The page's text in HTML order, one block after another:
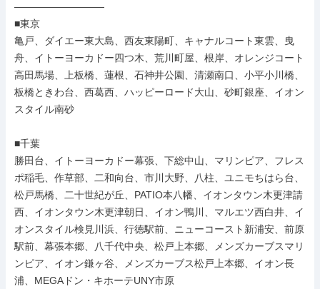
―――――――――
■東京
亀戸、ダイエー東大島、西友東陽町、キャナルコート東雲、曳
舟、イトーヨーカドー四つ木、荒川町屋、根岸、オレンジコート
高田馬場、上板橋、蓮根、石神井公園、清瀬南口、小平小川橋、
板橋ときわ台、西葛西、ハッピーロード大山、砂町銀座、イオン
スタイル南砂
■千葉
勝田台、イトーヨーカドー幕張、下総中山、マリンピア、フレス
ポ稲毛、作草部、二和向台、市川大野、八柱、ユニモちはら台、
松戸馬橋、二十世紀が丘、PATIO本八幡、イオンタウン木更津請
西、イオンタウン木更津朝日、イオン鴨川、マルエツ西白井、イ
オンスタイル検見川浜、行徳駅前、ニューコースト新浦安、前原
駅前、幕張本郷、八千代中央、松戸上本郷、メンズカーブスマリ
ンピア、イオン鎌ヶ谷、メンズカーブス松戸上本郷、イオン長
浦、MEGAドン・キホーテUNY市原